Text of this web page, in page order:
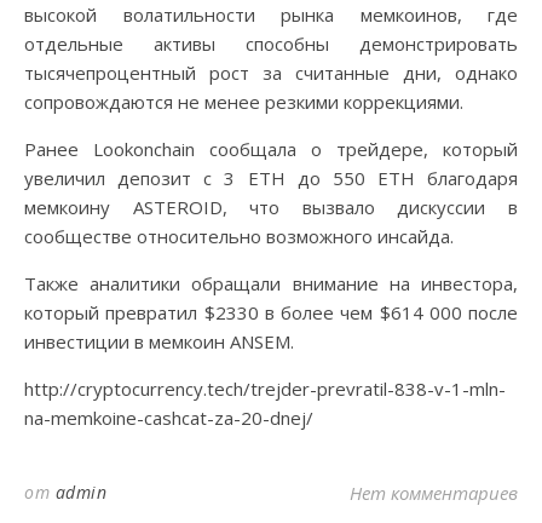
высокой волатильности рынка мемкоинов, где
отдельные активы способны демонстрировать
тысячепроцентный рост за считанные дни, однако
сопровождаются не менее резкими коррекциями.
Ранее Lookonchain сообщала о трейдере, который
увеличил депозит с 3 ETH до 550 ETH благодаря
мемкоину ASTEROID, что вызвало дискуссии в
сообществе относительно возможного инсайда.
Также аналитики обращали внимание на инвестора,
который превратил $2330 в более чем $614 000 после
инвестиции в мемкоин ANSEM.
http://cryptocurrency.tech/trejder-prevratil-838-v-1-mln-
na-memkoine-cashcat-za-20-dnej/
от admin Нет комментариев